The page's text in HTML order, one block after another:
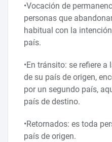
•Vocación de
personas que
habitual con la
país.
•En tránsito: se refiere
de su país de origen,
por un segundo país,
país de destino.
•Retornados: es toda
país de origen.